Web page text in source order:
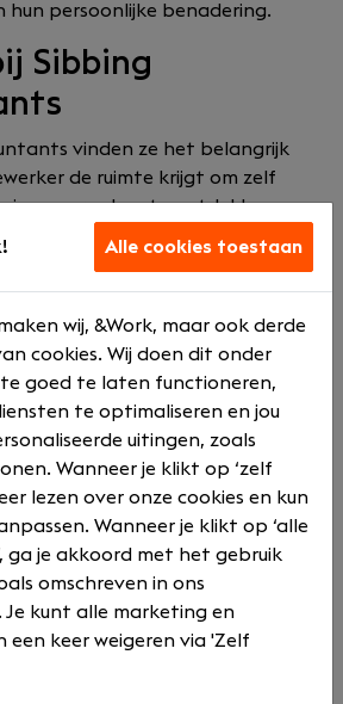
hun persoonlijke benadering.
Sibbing
vinden ze het belangrijk
de ruimte krijgt om zelf
van werken te ontdekken
op tijd naar huis?
de breedte ingaan? Het is
Ze geloven dat de kracht van
deze vrijheid en de sterke
één team, waarbij iedereen
om zijn of haar ideeën en
werkplek in Veenendaal en de
om deels vanuit huis te
salaris en vakantiegeld
13e maand,
Alle cookies toestaan
wij, &Work, maar ook derde
cookies. Wij doen dit onder
goed te laten functioneren,
te optimaliseren en jou
uitingen, zoals
Wanneer je klikt op ‘zelf
lezen over onze cookies en kun
Wanneer je klikt op ‘alle
ga je akkoord met het gebruik
omschreven in ons
. Je kunt alle marketing en
een keer weigeren via 'Zelf